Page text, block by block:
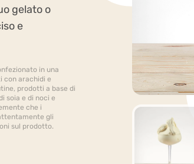
gelato o
e
in una
con arachidi e
prodotti a base di
soia e di noci e
che i
gli
sul prodotto.